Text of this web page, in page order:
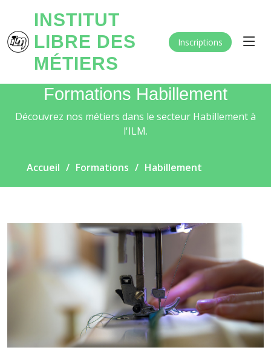
INSTITUT
LIBRE DES
MÉTIERS
Inscriptions
Formations Habillement
Découvrez nos métiers dans le secteur Habillement à
l'ILM.
Accueil Formations Habillement